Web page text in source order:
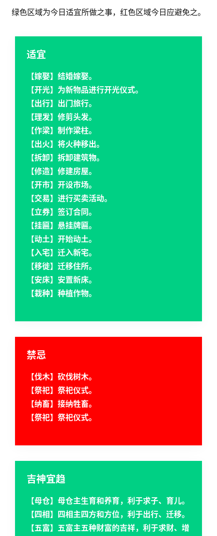
绿色区域为今日适宜所做之事，红色区域今日应避免之。
适宜
【嫁娶】结婚嫁娶。
【开光】为新物品进行开光仪式。
【出行】出门旅行。
【理发】修剪头发。
【作梁】制作梁柱。
【出火】将火种移出。
【拆卸】拆卸建筑物。
【修造】修建房屋。
【开市】开设市场。
【交易】进行买卖活动。
【立券】签订合同。
【挂匾】悬挂牌匾。
【动土】开始动土。
【入宅】迁入新宅。
【移徙】迁移住所。
【安床】安置新床。
【栽种】种植作物。
禁忌
【伐木】砍伐树木。
【祭祀】祭祀仪式。
【纳畜】接纳牲畜。
【祭祀】祭祀仪式。
吉神宜趋
【母仓】母仓主生育和养育，利于求子、育儿。
【四相】四相主四方和方位，利于出行、迁移。
【五富】五富主五种财富的吉祥，利于求财、增